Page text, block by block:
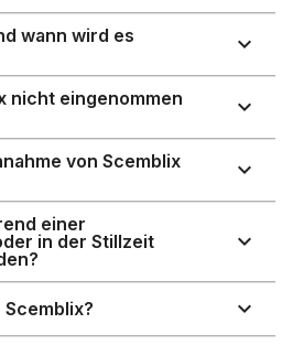
wann wird es
nicht eingenommen
von Scemblix
einer
in der Stillzeit